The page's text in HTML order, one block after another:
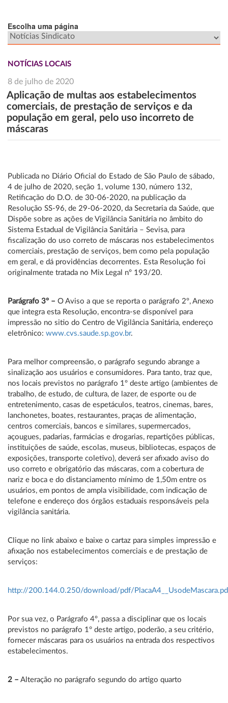
Escolha uma página
NOTÍCIAS LOCAIS
8 de julho de 2020
Aplicação de multas aos estabelecimentos
comerciais, de prestação de serviços e da
população em geral, pelo uso incorreto de
máscaras
Publicada no Diário Oficial do Estado de São Paulo de sábado,
4 de julho de 2020, seção 1, volume 130, número 132,
Retificação do D.O. de 30-06-2020, na publicação da
Resolução SS-96, de 29-06-2020, da Secretaria da Saúde, que
Dispõe sobre as ações de Vigilância Sanitária no âmbito do
Sistema Estadual de Vigilância Sanitária – Sevisa, para
fiscalização do uso correto de máscaras nos estabelecimentos
comerciais, prestação de serviços, bem como pela população
em geral, e dá providências decorrentes. Esta Resolução foi
originalmente tratada no Mix Legal nº 193/20.
Parágrafo 3º – O Aviso a que se reporta o parágrafo 2º, Anexo
que integra esta Resolução, encontra-se disponível para
impressão no sitio do Centro de Vigilância Sanitária, endereço
eletrônico: www.cvs.saude.sp.gov.br.
Para melhor compreensão, o parágrafo segundo abrange a
sinalização aos usuários e consumidores. Para tanto, traz que,
nos locais previstos no parágrafo 1º deste artigo (ambientes de
trabalho, de estudo, de cultura, de lazer, de esporte ou de
entretenimento, casas de espetáculos, teatros, cinemas, bares,
lanchonetes, boates, restaurantes, praças de alimentação,
centros comerciais, bancos e similares, supermercados,
açougues, padarias, farmácias e drogarias, repartições públicas,
instituições de saúde, escolas, museus, bibliotecas, espaços de
exposições, transporte coletivo), deverá ser afixado aviso do
uso correto e obrigatório das máscaras, com a cobertura de
nariz e boca e do distanciamento mínimo de 1,50m entre os
usuários, em pontos de ampla visibilidade, com indicação de
telefone e endereço dos órgãos estaduais responsáveis pela
vigilância sanitária.
Clique no link abaixo e baixe o cartaz para simples impressão e
afixação nos estabelecimentos comerciais e de prestação de
serviços:
http://200.144.0.250/download/pdf/
Por sua vez, o Parágrafo 4º, passa a disciplinar que os locais
previstos no parágrafo 1° deste artigo, poderão, a seu critério,
fornecer máscaras para os usuários na entrada dos respectivos
estabelecimentos.
2 – Alteração no parágrafo segundo do artigo quarto